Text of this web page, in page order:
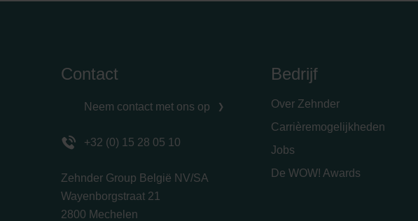
Contact
Neem contact met ons op
+32 (0) 15 28 05 10
Zehnder Group België NV/SA
Wayenborgstraat 21
2800 Mechelen
Bedrijf
Over Zehnder
Carrièremogelijkheden
Jobs
De WOW! Awards